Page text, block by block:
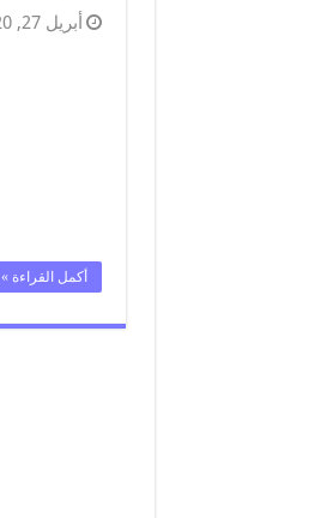
أبريل 27, 2020
أكمل القراءة »